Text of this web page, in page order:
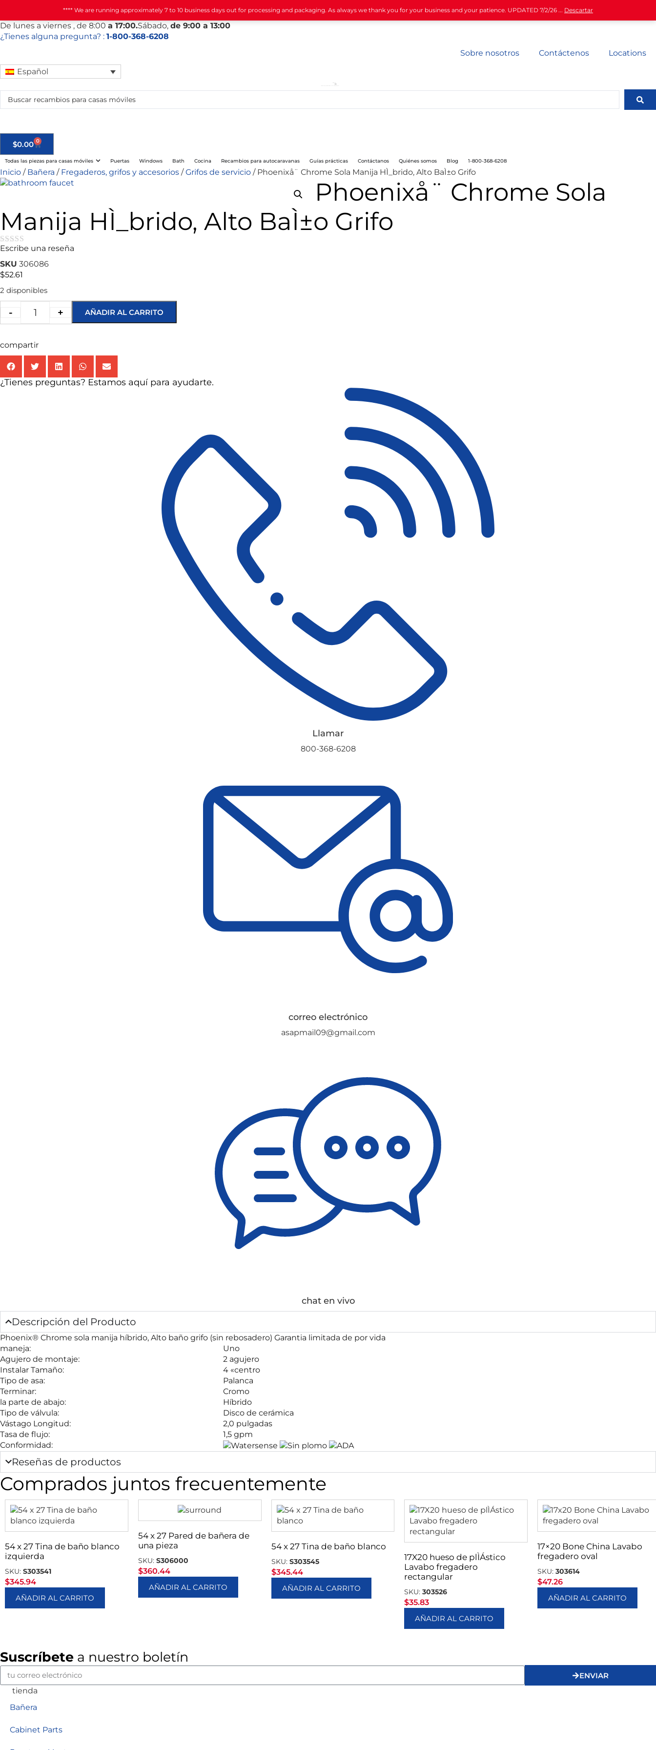
**** We are running approximately 7 to 10 business days out for processing and packaging. As always we thank you for your business and your patience. UPDATED 7/2/26 ... Descartar
De lunes a viernes , de 8:00 a 17:00.Sábado, de 9:00 a 13:00
¿Tienes alguna pregunta? : 1-800-368-6208
Sobre nosotros
Contáctenos
Locations
Español
$0.00 0
Todas las piezas para casas móviles Puertas Windows Bath Cocina Recambios para autocaravanas Guías prácticas Contáctanos Quiénes somos Blog 1-800-368-6208
Inicio / Bañera / Fregaderos, grifos y accesorios /Grifos de servicio / Phoenixå¨ Chrome Sola Manija HÌ_brido, Alto BaÌ±o Grifo
Phoenixå¨ Chrome Sola
Manija HÌ_brido, Alto BaÌ±o Grifo
★★★★★
Escribe una reseña
SKU 306086
$52.61
2 disponibles
- + AÑADIR AL CARRITO
compartir
¿Tienes preguntas? Estamos aquí para ayudarte.
Llamar
800-368-6208
correo electrónico
asapmail09@gmail.com
chat en vivo
Descripción del Producto
Phoenix® Chrome sola manija híbrido, Alto baño grifo (sin rebosadero) Garantia limitada de por vida
maneja:
Uno
Agujero de montaje:
2 agujero
Instalar Tamaño:
4 «centro
Tipo de asa:
Palanca
Terminar:
Cromo
la parte de abajo:
Híbrido
Tipo de válvula:
Disco de cerámica
Vástago Longitud:
2,0 pulgadas
Tasa de flujo:
1,5 gpm
Conformidad:
Reseñas de productos
Comprados juntos frecuentemente
54 x 27 Tina de baño blanco
izquierda
SKU: S303541
$345.94
AÑADIR AL CARRITO
54 x 27 Pared de bañera de
una pieza
SKU: S306000
$360.44
AÑADIR AL CARRITO
54 x 27 Tina de baño blanco
SKU: S303545
$345.44
AÑADIR AL CARRITO
17X20 hueso de plÌÁstico
Lavabo fregadero
rectangular
SKU:303526
$35.83
AÑADIR AL CARRITO
17×20 Bone China Lavabo
fregadero oval
SKU:303614
$47.26
AÑADIR AL CARRITO
Suscríbete a nuestro boletín
ENVIAR
tienda
Bañera
Cabinet Parts